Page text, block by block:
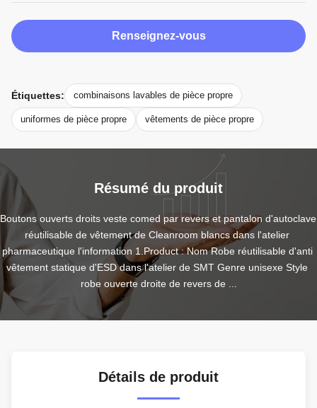
Renseignez-vous
Étiquettes: combinaisons lavables de pièce propre
uniformes de pièce propre vêtements de pièce propre
Résumé du produit
Boutons ouverts droits veste comed par revers et pantalon d'autoclave
réutilisable de vêtement de Cleanroom blancs dans l'atelier
pharmaceutique l'information 1.Product : Nom Robe réutilisable d'anti
vêtement statique d'ESD dans l'atelier de SMT Genre unisexe Style
robe ouverte droite de revers de ...
Détails de produit